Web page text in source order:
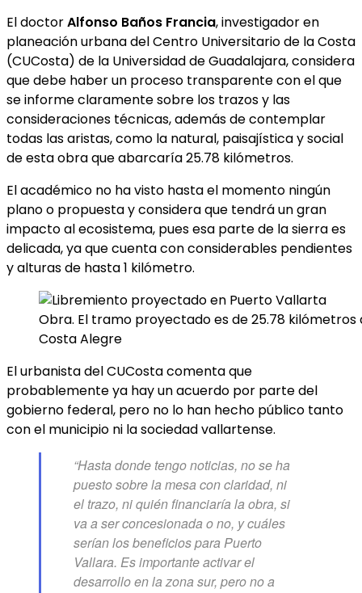
El doctorAlfonso Baños Francia, investigador en
planeación urbana del Centro Universitario de la Costa
(CUCosta) de la Universidad de Guadalajara, considera
que debe haber un proceso transparente con el que
se informe claramente sobre los trazos y las
consideraciones técnicas, además de contemplar
todas las aristas, como la natural, paisajística y social
de esta obra que abarcaría 25.78 kilómetros.
El académico no ha visto hasta el momento ningún
plano o propuesta y considera que tendrá un gran
impacto al ecosistema, pues esa parte de la sierra es
delicada, ya que cuenta con considerables pendientes
y alturas de hasta 1 kilómetro.
Obra. El tramo proyectado es de 25.78
Costa Alegre
El urbanista del CUCosta comenta que
probablemente ya hay un acuerdo por parte del
gobierno federal, pero no lo han hecho público tanto
con el municipio ni la sociedad vallartense.
“Hasta donde tengo noticias, no se ha
puesto sobre la mesa con claridad, ni
el trazo, ni quién financiaría la obra, si
va a ser concesionada o no, y cuáles
serían los beneficios para Puerto
Vallara. Es importante activar el
desarrollo en la zona sur, pero no a